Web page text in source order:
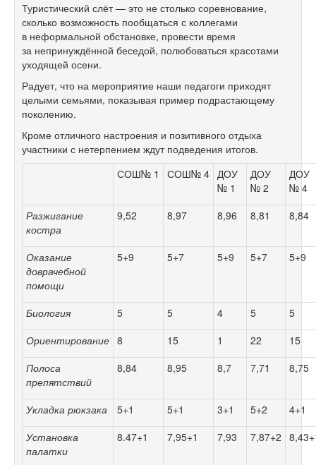
Туристический слёт — это не столько соревнование,
сколько возможность пообщаться с коллегами
в неформальной обстановке, провести время
за непринуждённой беседой, полюбоваться красотами
уходящей осени.
Радует, что на мероприятие наши педагоги приходят
целыми семьями, показывая пример подрастающему
поколению.
Кроме отличного настроения и позитивного отдыха
участники с нетерпением ждут подведения итогов.
СОШ№ 1
СОШ№ 4 ДОУ
№ 1
ДОУ
№ 2
ДОУ
№ 4
Разжигание
костра
9,52 8,97 8,96 8,81 8,84
Оказание
доврачебной
помощи
5+9 5+7 5+9 5+7 5+9
Биология 5 5 4 5
5
Ориентирование 8 15 1 22
15
Полоса
препятствий
8,84 8,95 8,7 7,71 8,75
Укладка рюкзака 5+1 5+1 3+1 5+2
4+1
Установка
палатки
8.47+1 7,95+1 7,93 7,87+2